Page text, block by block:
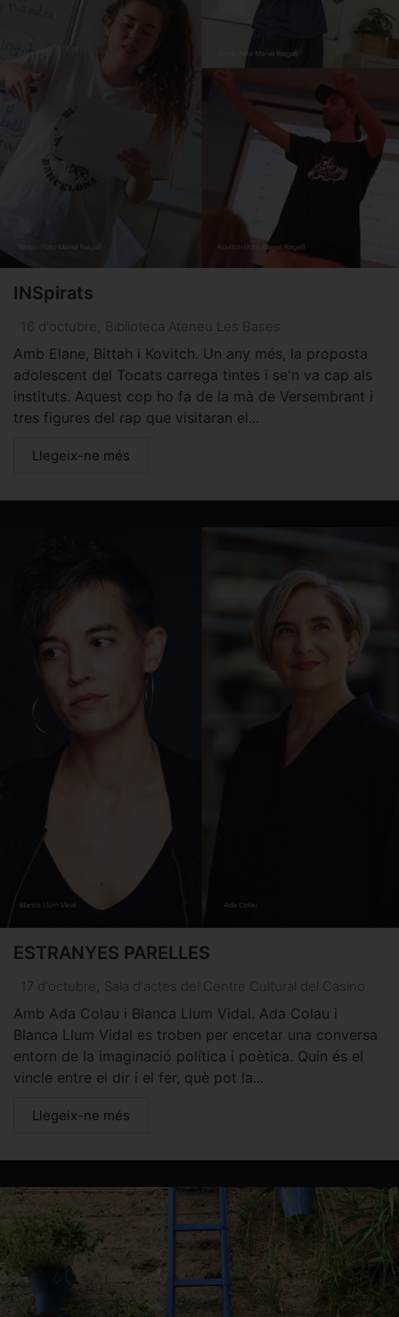
INSpirats
16 d'octubre Biblioteca Ateneu Les Bases
Amb Elane, Bittah i Kovitch. Un any més, la proposta
adolescent del Tocats carrega tintes i se'n va cap als
instituts. Aquest cop ho fa de la mà de Versembrant i
tres figures del rap que visitaran el...
Llegeix-ne més
ESTRANYES PARELLES
17 d'octubre Sala d'actes del Centre Cultural del Casino
Amb Ada Colau i Blanca Llum Vidal. Ada Colau i
Blanca Llum Vidal es troben per encetar una conversa
entorn de la imaginació política i poètica. Quin és el
vincle entre el dir i el fer, què pot la...
Llegeix-ne més